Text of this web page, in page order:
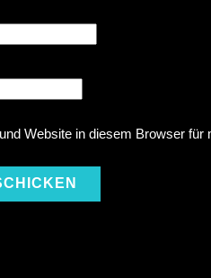
Website in diesem Browser